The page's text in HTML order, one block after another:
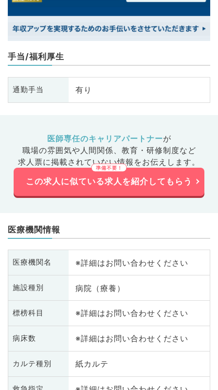
手当/福利厚生
通勤手当 有り
医師専任のキャリアパートナーが
職場の雰囲気や人間関係、 教育・研修制度など
求人票に掲載されていない情報をお伝えします。
この求人に似ている求人を紹介してもらう
医療機関情報
医療機関名 ※詳細はお問い合わせください
施設種別 病院（療養）
標榜科目 ※詳細はお問い合わせください
病床数 ※詳細はお問い合わせください
カルテ種別 紙カルテ